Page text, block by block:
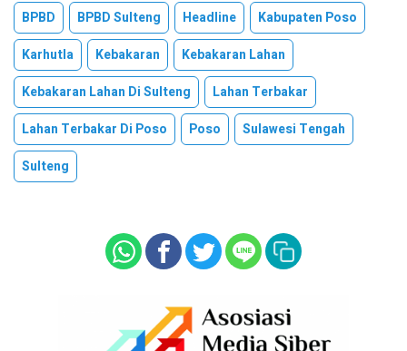
BPBD BPBD Sulteng Headline
Kabupaten Poso
Karhutla
Kebakaran
Kebakaran Lahan
Kebakaran Lahan Di Sulteng
Lahan Terbakar
Lahan Terbakar Di Poso
Poso
Sulawesi Tengah
Sulteng